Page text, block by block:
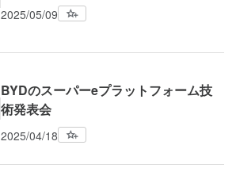
2025/05/09
BYDのスーパーeプラットフォーム技
術発表会
2025/04/18